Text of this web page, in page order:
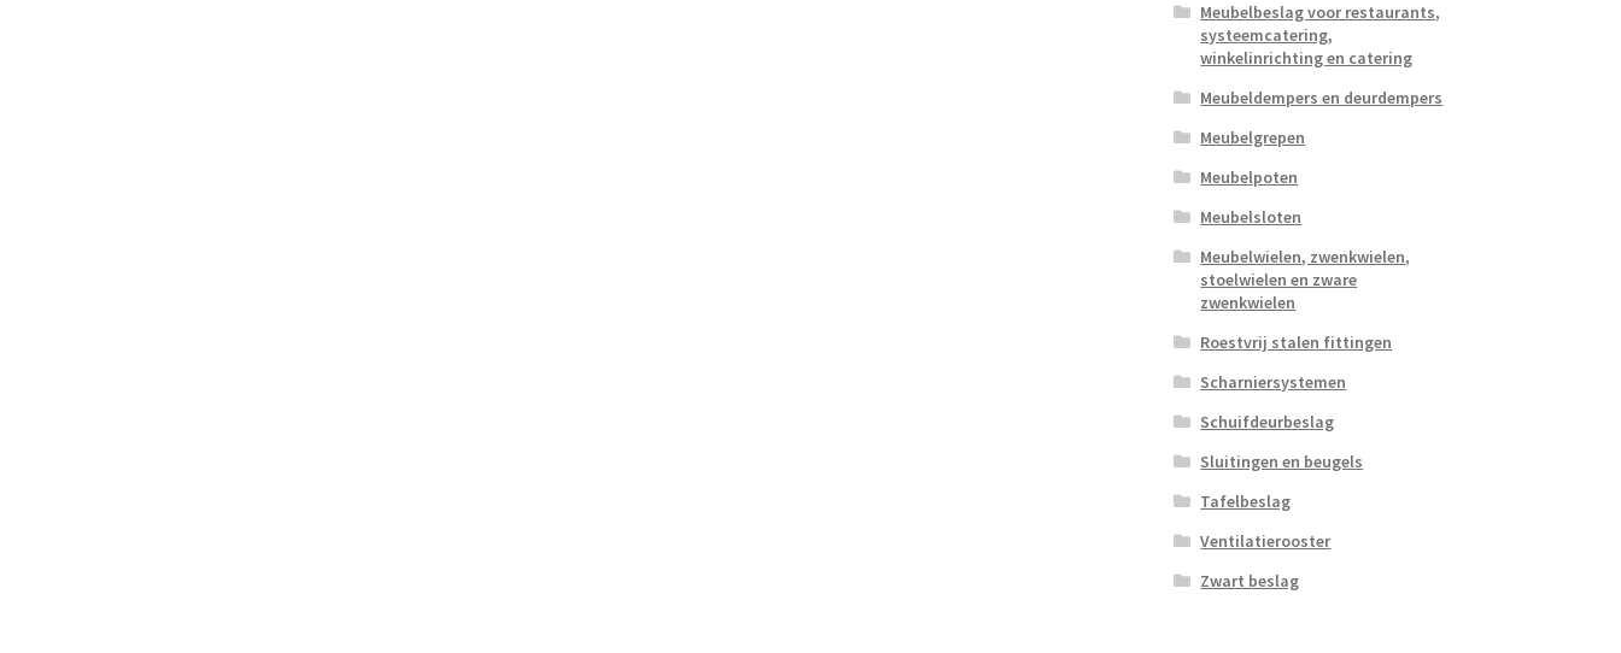
Meubelbeslag voor restaurants,
systeemcatering,
winkelinrichting en catering
Meubeldempers en deurdempers
Meubelgrepen
Meubelpoten
Meubelsloten
Meubelwielen, zwenkwielen,
stoelwielen en zware
zwenkwielen
Roestvrij stalen fittingen
Scharniersystemen
Schuifdeurbeslag
Sluitingen en beugels
Tafelbeslag
Ventilatierooster
Zwart beslag